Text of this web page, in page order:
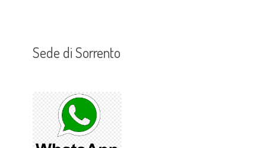
Sede di Sorrento